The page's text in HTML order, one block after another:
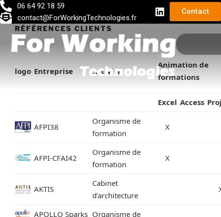
Contact
06 64 92 18 59
contact@ForWorkingTechnologies.fr
RÉFÉRENCES CLIENTS
logo Entreprise Activité
Animation de
formations
Excel Access
AFPI38
Organisme de
formation
X
AFPI-CFAI42
Organisme de
formation
X
AKTIS
Cabinet
d’architecture
APOLLO Sparks Organisme de